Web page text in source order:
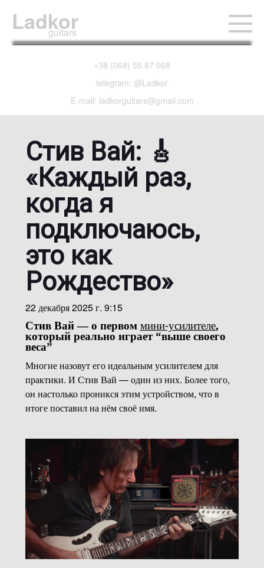
Ladkor
guitars
+38 (068) 55 87 068
telegram: @Ladkor
E-mail: ladkorguitars@gmail.com
Стив Вай: 🎸
«Каждый раз,
когда я
подключаюсь,
это как
Рождество»
22 декабря 2025 г. 9:15
Стив Вай — о первом мини-усилителе,
который реально играет “выше своего
веса”
Многие назовут его идеальным усилителем для
практики. И Стив Вай — один из них. Более того,
он настолько проникся этим устройством, что в
итоге поставил на нём своё имя.